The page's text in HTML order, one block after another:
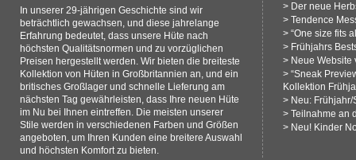
In unserer 29-jährigen Geschichte sind wir
beträchtlich gewachsen, und diese jahrelange
Erfahrung bedeutet, dass unsere Hüte nach
höchsten Qualitätsnormen und zu vorzüglichen
Preisen hergestellt werden. Wir bieten die breiteste
Kollektion von Hüten in Großbritannien an, und ein
britisches Großlager und schnelle Lieferung am
nächsten Tag gewährleisten, dass Ihre neuen Hüte
im Nu bei Ihnen eintreffen. Die meisten unserer
Stile werden in verschiedenen Farben und Größen
angeboten, um Ihren Kunden eine breitere Auswahl
und höchsten Komfort zu bieten.
> Der neue
> Tendence
> “One size fits
> Frühjahrs
> Neue Website
> “Sneak
Kollektion
> Neu:
> Teilnahme an
> Neu! Kinder